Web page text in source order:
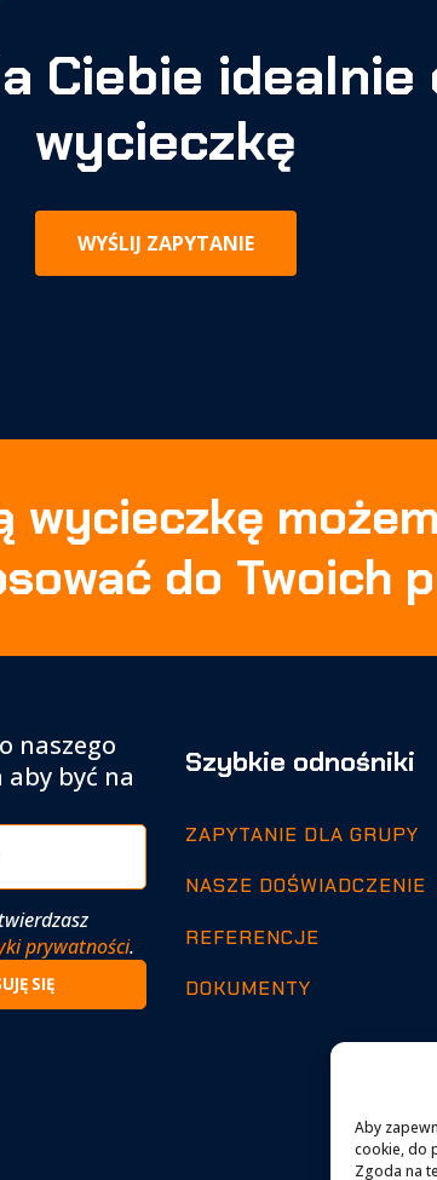
Aby
cookie, do
Zgoda na
Ciebie idealnie
wycieczkę
WYŚLIJ ZAPYTANIE
wycieczkę
do Twoich
naszego
być na
prywatności.
Szybkie odnośniki
ZAPYTANIE DLA GRUPY
NASZE DOŚWIADCZENIE
REFERENCJE
DOKUMENTY